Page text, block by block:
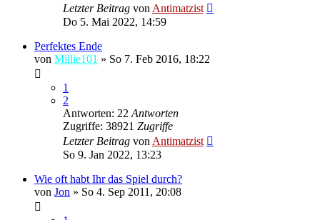
Letzter Beitrag von Antimatzist
Do 5. Mai 2022, 14:59
Perfektes Ende
von Millie101 » So 7. Feb 2016, 18:22
1
2
Antworten: 22 Antworten
Zugriffe: 38921 Zugriffe
Letzter Beitrag von Antimatzist
So 9. Jan 2022, 13:23
Wie oft habt Ihr das Spiel durch?
von Jon » So 4. Sep 2011, 20:08